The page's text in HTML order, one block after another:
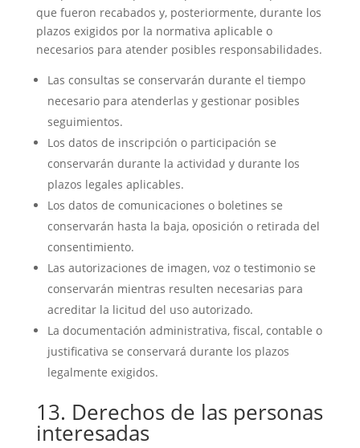
que fueron recabados y, posteriormente, durante los
plazos exigidos por la normativa aplicable o
necesarios para atender posibles responsabilidades.
Las consultas se conservarán durante el tiempo
necesario para atenderlas y gestionar posibles
seguimientos.
Los datos de inscripción o participación se
conservarán durante la actividad y durante los
plazos legales aplicables.
Los datos de comunicaciones o boletines se
conservarán hasta la baja, oposición o retirada del
consentimiento.
Las autorizaciones de imagen, voz o testimonio se
conservarán mientras resulten necesarias para
acreditar la licitud del uso autorizado.
La documentación administrativa, fiscal, contable o
justificativa se conservará durante los plazos
legalmente exigidos.
13. Derechos de las personas
interesadas